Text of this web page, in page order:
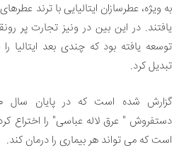
به ویژه، عطرسازان ایتالیایی با ترند
یافتند. در این بین در ونیز تجارت پر
توسعه یافته بود که چندی بعد
تبدیل کرد.
دستفروش " عرق لاله عباسی" را اختراع
است که می تواند هر بیماری را درمان کند.